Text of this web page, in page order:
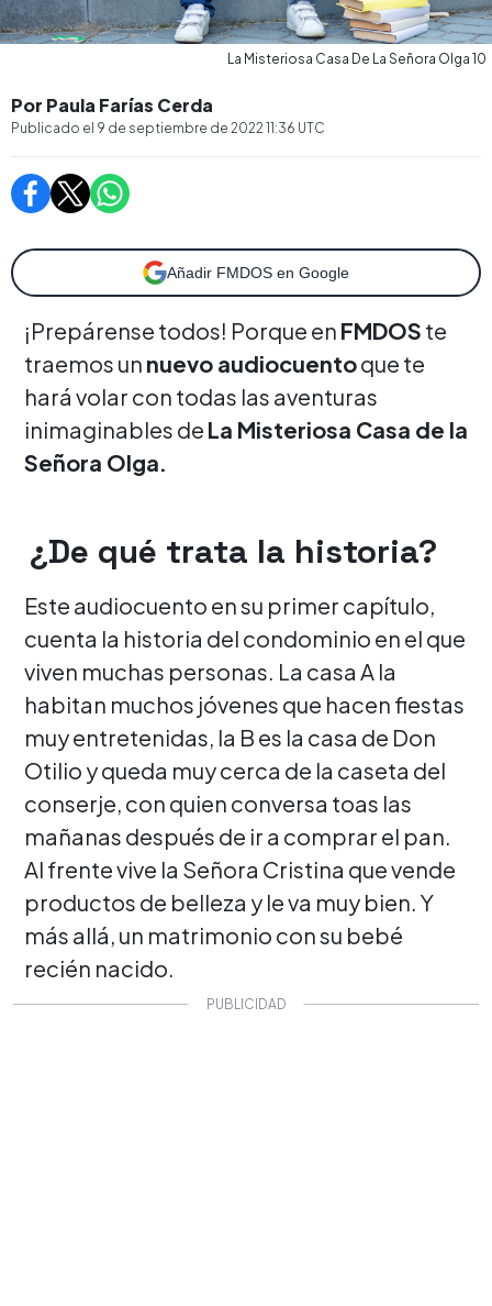
La Misteriosa Casa De La Señora Olga 10
Por Paula Farías Cerda
Publicado el 9 de septiembre de 2022 11:36 UTC
Añadir FMDOS en Google
¡Prepárense todos! Porque en FMDOS te
traemos un nuevo audiocuentoque te
hará volar con todas las aventuras
inimaginables de La Misteriosa Casa de la
Señora Olga.
¿De qué trata la historia?
Este audiocuento en su primer capítulo,
cuenta la historia del condominio en el que
viven muchas personas. La casa A la
habitan muchos jóvenes que hacen fiestas
muy entretenidas, la B es la casa de Don
Otilio y queda muy cerca de la caseta del
conserje, con quien conversa toas las
mañanas después de ir a comprar el pan.
Al frente vive la Señora Cristina que vende
productos de belleza y le va muy bien. Y
más allá, un matrimonio con su bebé
recién nacido.